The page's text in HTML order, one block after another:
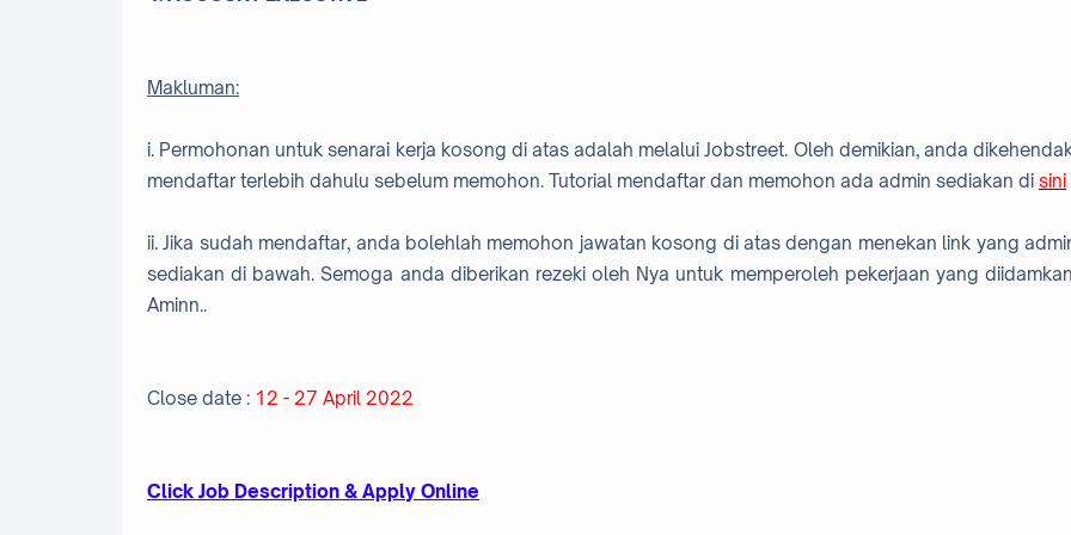
Makluman:
i. Permohonan untuk senarai kerja kosong di atas adalah melalui Jobstreet. Oleh demikian, anda
mendaftar terlebih dahulu sebelum memohon. Tutorial mendaftar dan memohon ada admin sediakan di sini
ii. Jika sudah mendaftar, anda bolehlah memohon jawatan kosong di atas dengan menekan link yang
sediakan di bawah. Semoga anda diberikan rezeki oleh Nya untuk memperoleh pekerjaan yang
Aminn..
Close date : 12 - 27 April 2022
Click Job Description & Apply Online